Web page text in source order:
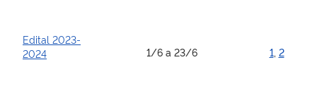
Edital 2023-
2024
1/6 a 23/6 1, 2